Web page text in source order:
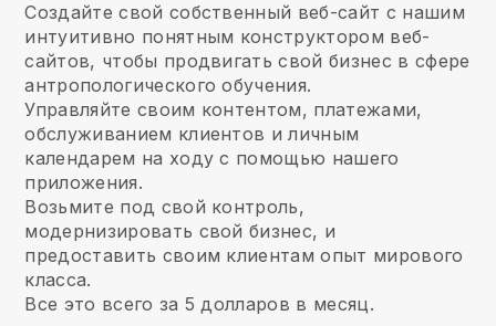
Создайте свой собственный веб-сайт с нашим
интуитивно понятным конструктором веб-
сайтов, чтобы продвигать свой бизнес в сфере
антропологического обучения.
Управляйте своим контентом, платежами,
обслуживанием клиентов и личным
календарем на ходу с помощью нашего
приложения.
Возьмите под свой контроль,
модернизировать свой бизнес, и
предоставить своим клиентам опыт мирового
класса.
Все это всего за 5 долларов в месяц.